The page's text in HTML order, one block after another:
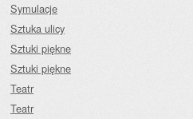
Symulacje
Sztuka ulicy
Sztuki piękne
Sztuki piękne
Teatr
Teatr